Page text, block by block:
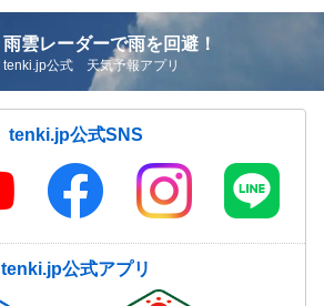
雨雲レーダーで雨を回避！
tenki.jp公式 天気予報アプリ
tenki.jp公式SNS
tenki.jp公式アプリ